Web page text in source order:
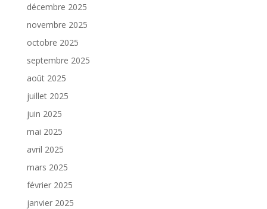
décembre 2025
novembre 2025
octobre 2025
septembre 2025
août 2025
juillet 2025
juin 2025
mai 2025
avril 2025
mars 2025
février 2025
janvier 2025